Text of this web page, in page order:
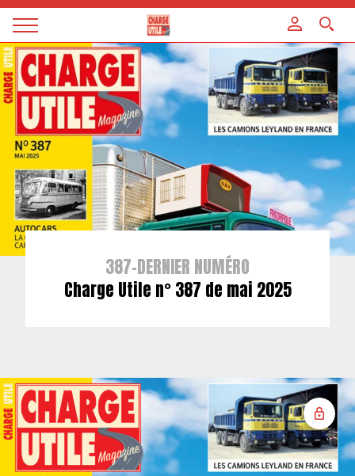
Magazine
Charge
utile
387-DERNIER NUMÉRO
Charge Utile n° 387 de mai 2025
Panneau de gestion des cookies